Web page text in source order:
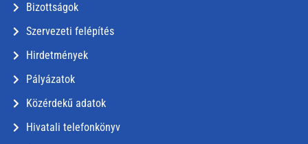
Bizottságok
Szervezeti felépítés
Hirdetmények
Pályázatok
Közérdekű adatok
Hivatali telefonkönyv